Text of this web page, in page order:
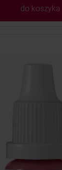
do koszyka